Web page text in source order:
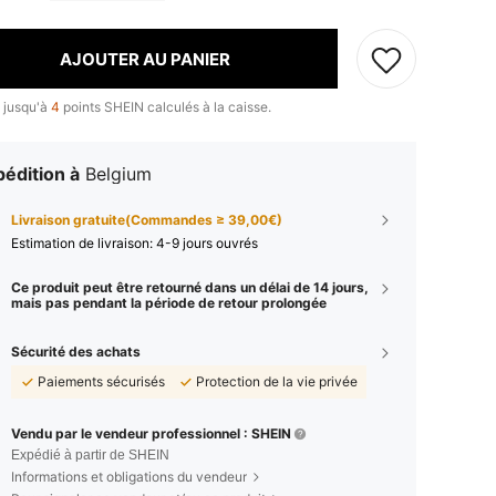
AJOUTER AU PANIER
jusqu'à 4 points SHEIN calculés à la caisse.
à Belgium
Livraison gratuite(Commandes ≥ 39,00€)
Estimation de livraison: 4-9 jours ouvrés
Ce produit peut être retourné dans un délai de 14 jours,
mais pas pendant la période de retour prolongée
Sécurité des achats
Paiements sécurisés
Protection de la vie privée
Vendu par le vendeur professionnel : SHEIN
Expédié à partir de SHEIN
Informations et obligations du vendeur